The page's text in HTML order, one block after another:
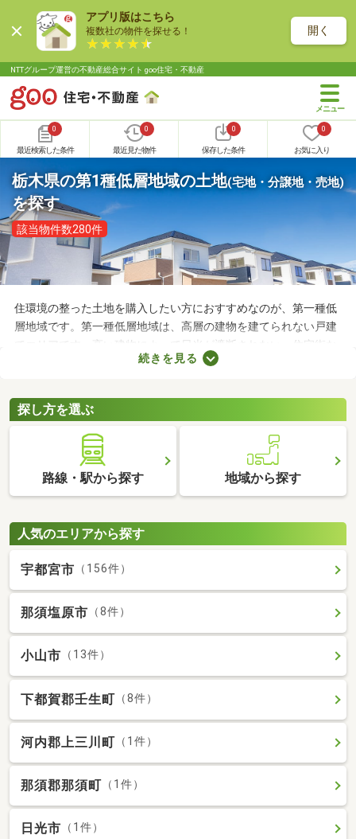
アプリ版はこちら
複数社の物件を探せる！ 開く
NTTグループ運営の不動産総合サイト goo住宅・不動産
0
最近検索した条件
0
最近見た物件
0
保存した条件
0
お気に入り
栃木県の第1種低層地域の土地(宅地・分譲地・売地)
を探す
該当物件数280件
住環境の整った土地を購入したい方におすすめなのが、第一種低
層地域です。第一種低層地域は、高層の建物を建てられない戸建
てエリアです。高い建物によって日光が遮断されない、住宅街な
ので騒音トラブルが少ないなどのメリットがある地域なので、住
するので、引っ越しを検討している方はぜひチェックしてみてく
ださいね。
続きを見る
探し方を選ぶ
路線・駅から探す 地域から探す
人気のエリアから探す
宇都宮市 （156件）
那須塩原市 （8件）
小山市 （13件）
下都賀郡壬生町 （8件）
河内郡上三川町 （1件）
那須郡那須町 （1件）
日光市 （1件）